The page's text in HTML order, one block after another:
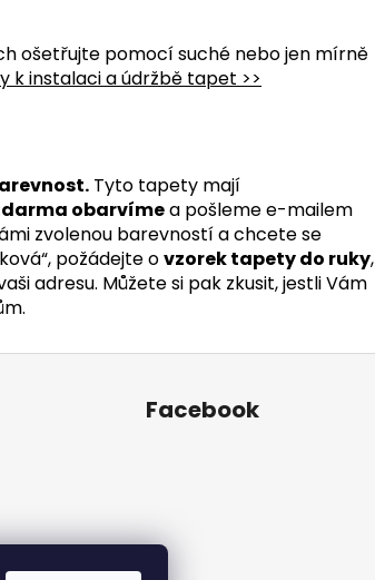
ošetřujte pomocí suché nebo jen mírně
k instalaci a údržbě tapet >>
Tyto tapety mají
obarvímea pošleme e-mailem
zvolenou barevností a chcete se
požádejte ovzorek tapety do ruky,
adresu. Můžete si pak zkusit, jestli Vám
Facebook